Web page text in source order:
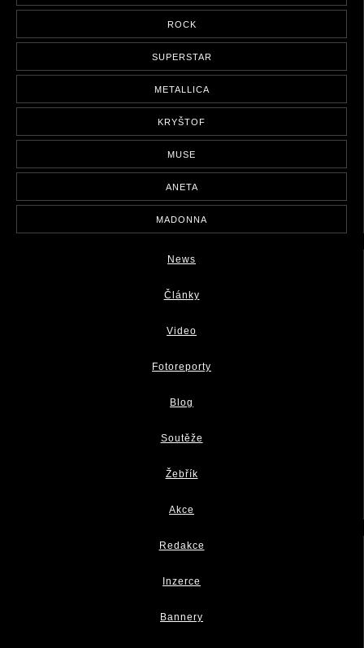
ROCK
SUPERSTAR
METALLICA
KRYŠTOF
MUSE
ANETA
MADONNA
News
Články
Video
Fotoreporty
Blog
Soutěže
Žebřík
Akce
Redakce
Inzerce
Bannery